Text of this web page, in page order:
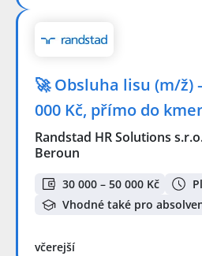
🚀 Obsluha lisu (m/ž)
000 Kč, přímo do
Randstad HR Solutions
Beroun
30 000 – 50 000 Kč
Vhodné také pro
včerejší